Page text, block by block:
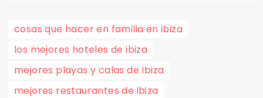
cosas que hacer en familia en ibiza
los mejores hoteles de ibiza
mejores playas y calas de Ibiza
mejores restaurantes de ibiza